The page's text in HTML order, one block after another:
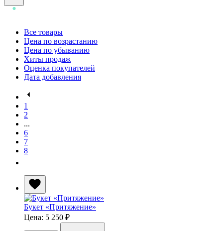
Все товары
Цена по возрастанию
Цена по убыванию
Хиты продаж
Оценка покупателей
Дата добавления
1
2
...
6
7
8
Букет «Притяжение»
Цена: 5 250 ₽